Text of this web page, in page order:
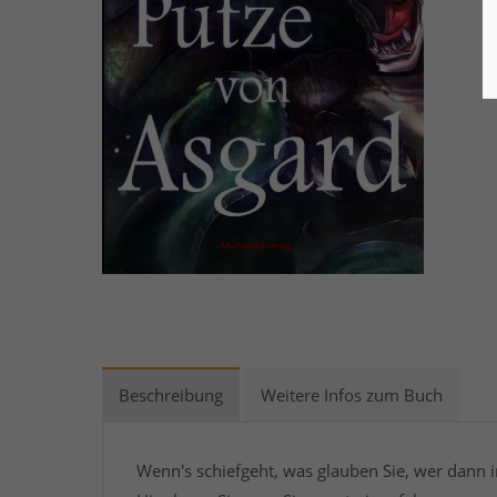
Beschreibung Weitere Infos zum Buch
Wenn's schiefgeht, was glauben Sie, wer dann